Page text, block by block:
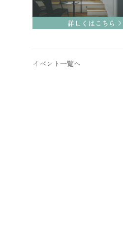
詳しくはこちら
イベント一覧へ